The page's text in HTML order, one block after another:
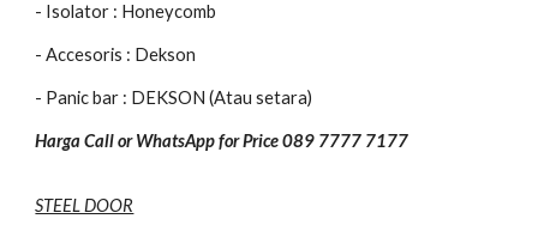
- Isolator : Honeycomb
- Accesoris : Dekson
- Panic bar : DEKSON (Atau setara)
Harga Call or WhatsApp for Price 089 7777 7177
STEEL DOOR